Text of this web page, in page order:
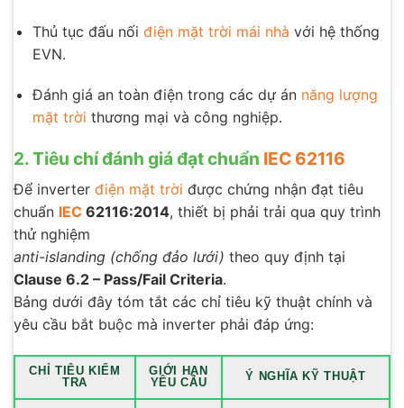
Thủ tục đấu nối điện mặt trời mái nhà với hệ thống
EVN.
Đánh giá an toàn điện trong các dự án năng lượng
mặt trời thương mại và công nghiệp.
2. Tiêu chí đánh giá đạt chuẩn IEC 62116
Để inverter điện mặt trời được chứng nhận đạt tiêu
chuẩn IEC 62116:2014, thiết bị phải trải qua quy trình
thử nghiệm
anti-islanding (chống đảo lưới) theo quy định tại
Clause 6.2 – Pass/Fail Criteria.
Bảng dưới đây tóm tắt các chỉ tiêu kỹ thuật chính và
yêu cầu bắt buộc mà inverter phải đáp ứng:
CHỈ TIÊU KIỂM
TRA
GIỚI HẠN
YÊU CẦU
Ý NGHĨA KỸ THUẬT